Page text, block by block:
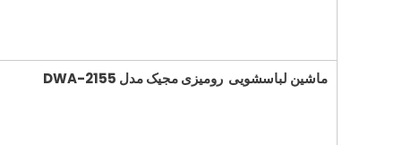
ماشین لباسشویی رومیزی مجیک مدل DWA-2155